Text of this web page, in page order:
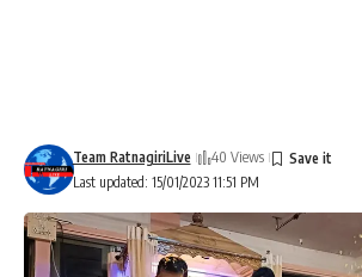
Last updated: 15/01/2023 11:51 PM
Team RatnagiriLive 40 Views